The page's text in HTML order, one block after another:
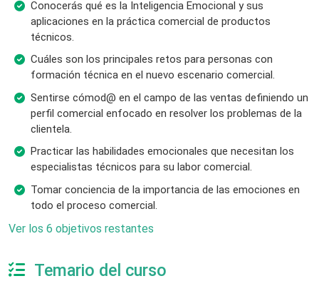
Conocerás qué es la Inteligencia Emocional y sus
aplicaciones en la práctica comercial de productos
técnicos.
Cuáles son los principales retos para personas con
formación técnica en el nuevo escenario comercial.
Sentirse cómod@ en el campo de las ventas definiendo un
perfil comercial enfocado en resolver los problemas de la
clientela.
Practicar las habilidades emocionales que necesitan los
especialistas técnicos para su labor comercial.
Tomar conciencia de la importancia de las emociones en
todo el proceso comercial.
Ver los 6 objetivos restantes
Temario del curso